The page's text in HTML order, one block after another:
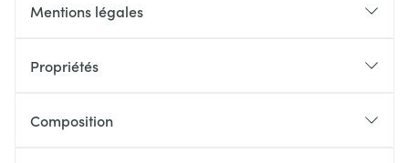
Mentions légales
Propriétés
Composition